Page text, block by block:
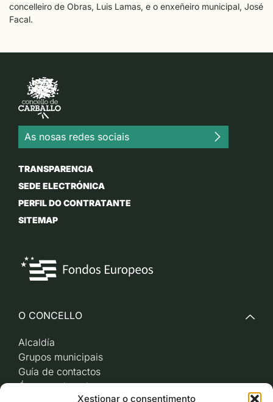
Xestionar o consentimento
concelleiro de Obras, Luis Lamas, e o enxeñeiro municipal, José
Facal.
As nosas redes sociais
TRANSPARENCIA
SEDE ELECTRÓNICA
PERFIL DO CONTRATANTE
SITEMAP
O CONCELLO
Alcaldía
Grupos municipais
Guía de contactos
Órganos de goberno